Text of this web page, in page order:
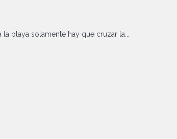
playa solamente hay que cruzar la...